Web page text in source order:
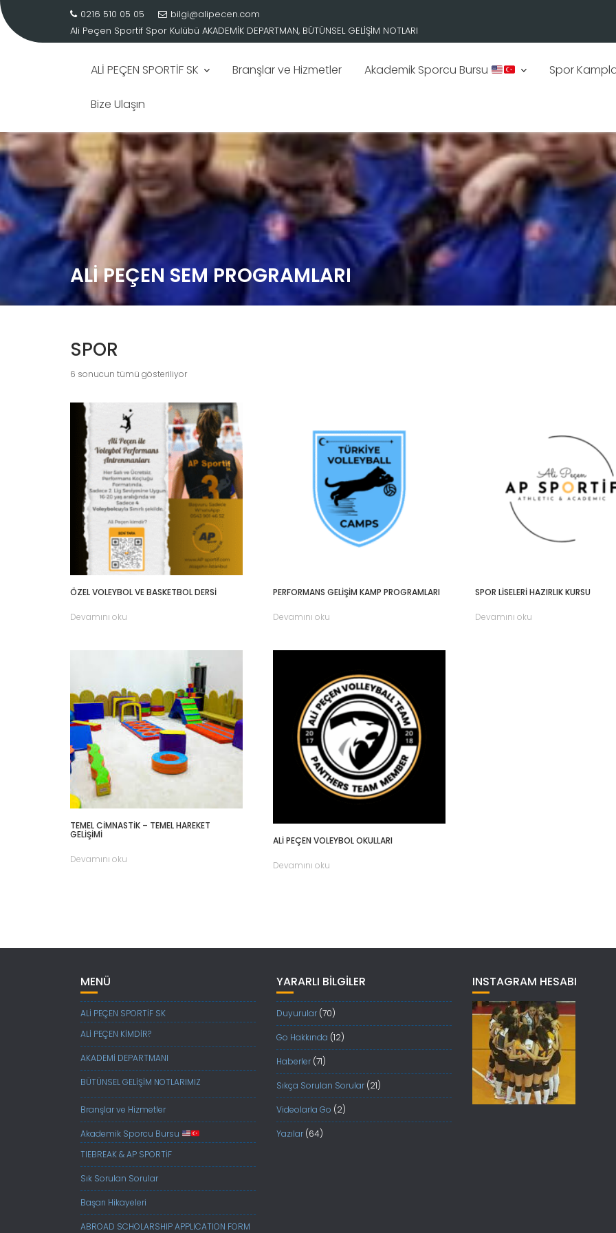
Skip
to
content
0216 510 05 05
bilgi@alipecen.com
Ali Peçen Sportif Spor Kulübü AKADEMİK DEPARTMAN, BÜTÜNSEL GELİŞİM NOTLARI
ALİ PEÇEN SPORTİF SK Branşlar ve Hizmetler Akademik Sporcu Bursu Spor
Bize Ulaşın
ALİ PEÇEN SEM PROGRAMLARI
SPOR
6 sonucun tümü gösteriliyor
ÖZEL VOLEYBOL VE BASKETBOL DERSİ
Devamını oku
PERFORMANS GELİŞİM KAMP PROGRAMLARI
Devamını oku
SPOR LİSELERİ HAZIRLIK KURSU
Devamını oku
TEMEL CİMNASTİK – TEMEL HAREKET
GELİŞİMİ
Devamını oku
ALİ PEÇEN VOLEYBOL OKULLARI
Devamını oku
MENÜ
ALİ PEÇEN SPORTİF SK
ALİ PEÇEN KİMDİR?
AKADEMİ DEPARTMANI
BÜTÜNSEL GELİŞİM NOTLARIMIZ
Branşlar ve Hizmetler
Akademik Sporcu Bursu
TIEBREAK & AP SPORTİF
Sık Sorulan Sorular
Başarı Hikayeleri
ABROAD SCHOLARSHIP APPLICATION FORM
YARARLI BILGILER
Duyurular (70)
Go Hakkında (12)
Haberler (71)
Sıkça Sorulan Sorular (21)
Videolarla Go (2)
Yazılar (64)
INSTAGRAM HESABI